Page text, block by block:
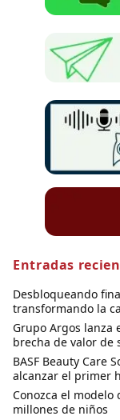
Entradas
Desbloqueando
transformando la
Grupo Argos lanza
brecha de valor de
BASF Beauty Care
alcanzar el primer
Conozca el modelo
millones de niños